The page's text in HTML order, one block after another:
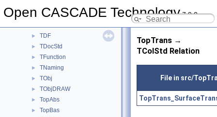
Open CASCADE Technology7.9.0
TDataStd
► TDF
► TDocStd
► TFunction
► TNaming
► TObj
► TObjDRAW
► TopAbs
► TopBas
TopTrans →
TColStd Relation
File in src/